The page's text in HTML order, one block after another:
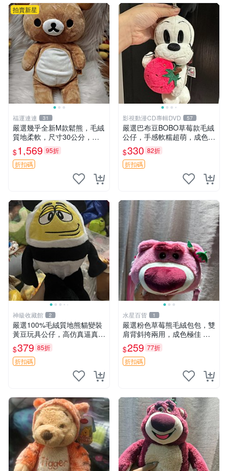
拍賣新星
福運連連 31
嚴選幾乎全新M款鬆熊，毛絨
質地柔軟，尺寸30公分，做
工精緻可愛，適合收藏或贈送
親友。中古使用痕跡，手感依
然優良。 鬆熊 嬰熊 毛玩偶
$1,569 95折
折扣碼
影視動漫CD專輯DVD 57
嚴選巴布豆BOBO草莓款毛絨
公仔，手感軟糯超萌，成色優
良適合作為收藏品或包包配
飾。可視頻確認詳情。 巴布
豆 BOBO 草莓 毛絨公仔 收藏
$330 82折
折扣碼
神級收藏館 2
嚴選100%毛絨質地熊貓變裝
黃豆玩具公仔，高仿真逼真模
擬，適合收藏愛好者 熊貓 黃
豆 公仔
$379 85折
折扣碼
水星百貨 1
嚴選粉色草莓熊毛絨包包，雙
肩背斜挎兩用，成色極佳 精
準關鍵詞：草莓熊 包包 毛絨
$259 77折
折扣碼